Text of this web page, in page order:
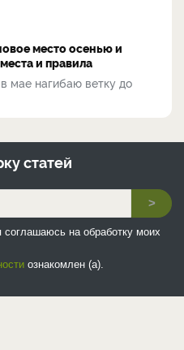
место осенью и
и правила
мае нагибаю ветку до
статей
>
на обработку моих
ознакомлен (а).